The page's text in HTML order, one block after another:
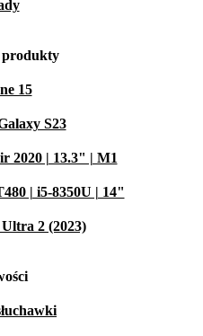
produkty
15
S23
2020 | 13.3" | M1
| i5-8350U | 14"
2 (2023)